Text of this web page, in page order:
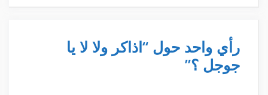
رأي واحد حول “اذاكر ولا لا يا
جوجل ؟”